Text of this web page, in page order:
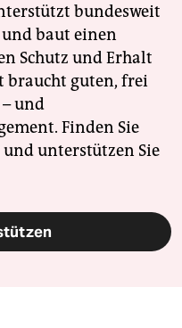
bundesweit
baut einen
Schutz und Erhalt
braucht guten, frei
und
Finden Sie
und unterstützen Sie